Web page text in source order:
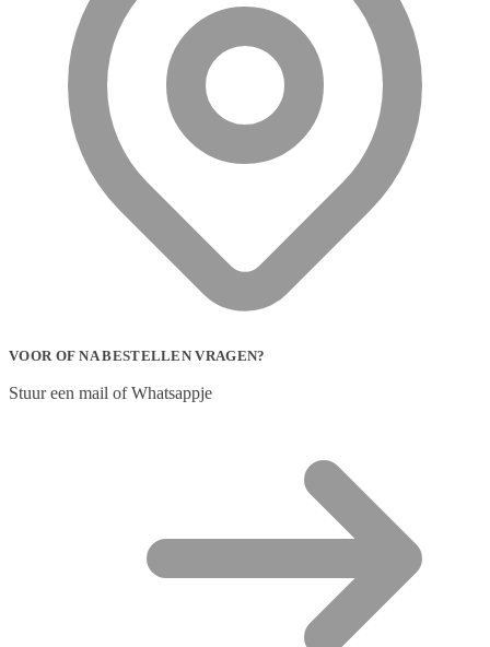
VOOR OF NA BESTELLEN VRAGEN?
Stuur een mail of Whatsappje